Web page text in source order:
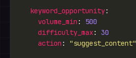
keyword_opportunity
volume_min : 500
difficulty_max: 30
action : "suggest_content"